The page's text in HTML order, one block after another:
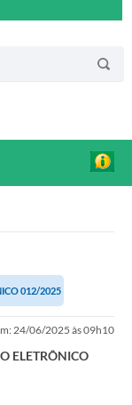
012/2025
24/06/2025 às 09h10
ELETRÔNICO